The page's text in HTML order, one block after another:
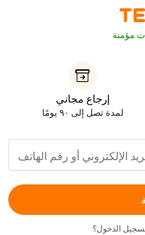
مؤمنة
إرجاع مجاني
لمدة تصل إلى ٩٠ يومًا
الدخول؟